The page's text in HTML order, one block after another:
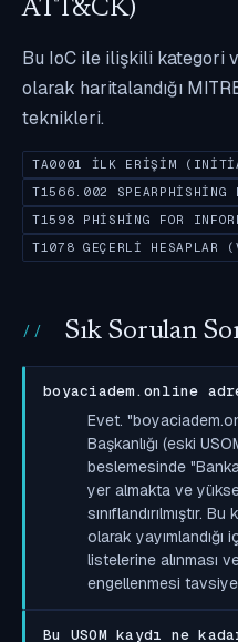
ATT&CK)
Bu IoC ile ilişkili kategori
olarak haritalandığı
teknikleri.
TA0001 İLK ERIŞIM
T1566.002 SPEARPHISHING
T1598 PHISHING FOR
T1078 GEÇERLI HESAPLAR
Sık Sorulan
boyaciadem.online
Evet.
Başkanlığı (eski
beslemesinde
yer almakta ve
sınıflandırılmıştır.
olarak
listelerine alınması
engellenmesi
Bu USOM kaydı ne